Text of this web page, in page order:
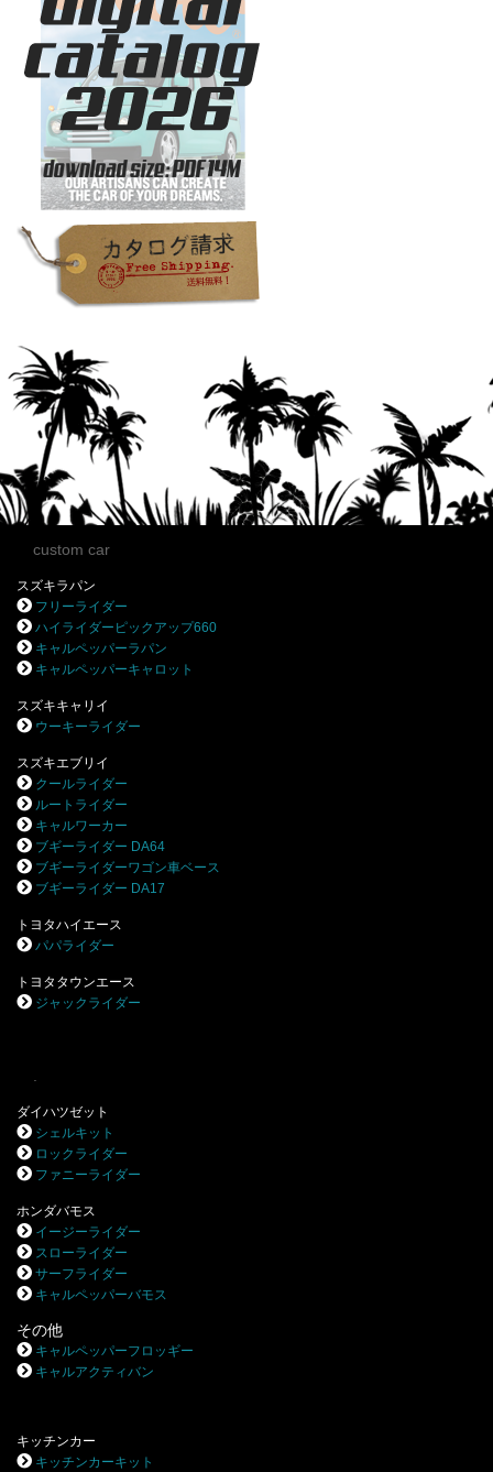
custom car
スズキラパン
フリーライダー
ハイライダーピックアップ660
キャルペッパーラパン
キャルペッパーキャロット
スズキキャリイ
ウーキーライダー
スズキエブリイ
クールライダー
ルートライダー
キャルワーカー
ブギーライダー DA64
ブギーライダーワゴン車ベース
ブギーライダー DA17
トヨタハイエース
パパライダー
トヨタタウンエース
ジャックライダー
.
ダイハツゼット
シェルキット
ロックライダー
ファニーライダー
ホンダバモス
イージーライダー
スローライダー
サーフライダー
キャルペッパーバモス
その他
キャルペッパーフロッギー
キャルアクティバン
キッチンカー
キッチンカーキット